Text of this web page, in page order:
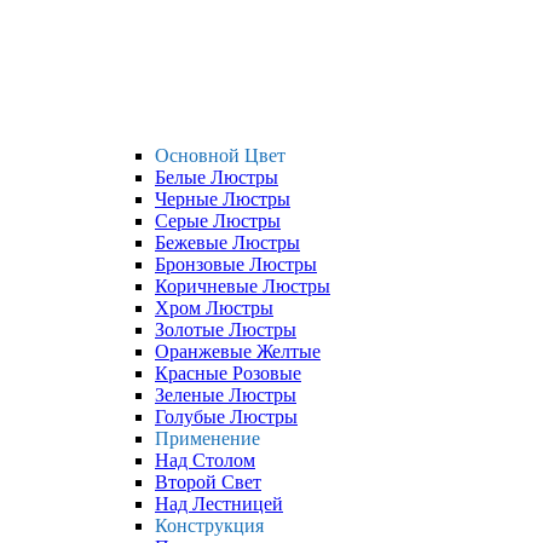
Основной Цвет
Белые Люстры
Черные Люстры
Серые Люстры
Бежевые Люстры
Бронзовые Люстры
Коричневые Люстры
Хром Люстры
Золотые Люстры
Оранжевые Желтые
Красные Розовые
Зеленые Люстры
Голубые Люстры
Применение
Над Столом
Второй Свет
Над Лестницей
Конструкция